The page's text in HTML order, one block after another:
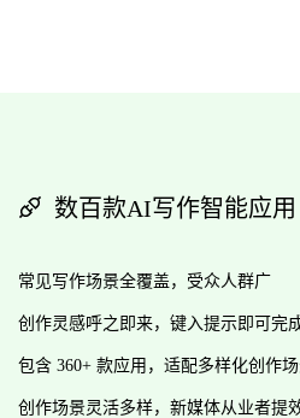
数百款AI写作智能应用
常见写作场景全覆盖，受众人群广
创作灵感呼之即来，键入提示即可完
包含 360+ 款应用，适配多样化创作
创作场景灵活多样，新媒体从业者提